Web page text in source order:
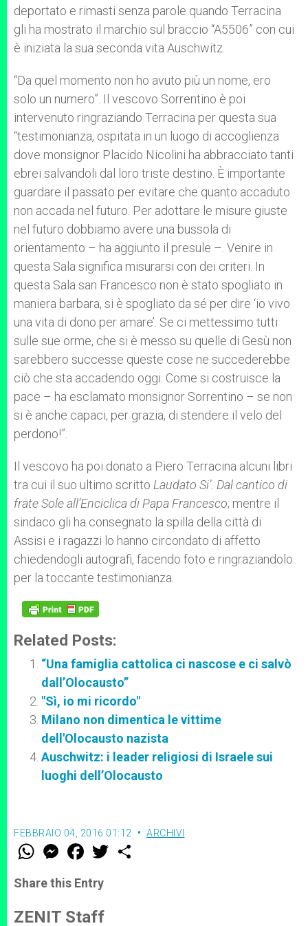
deportato e rimasti senza parole quando Terracina
gli ha mostrato il marchio sul braccio “A5506” con cui
è iniziata la sua seconda vita Auschwitz.
“Da quel momento non ho avuto più un nome, ero
solo un numero”. Il vescovo Sorrentino è poi
intervenuto ringraziando Terracina per questa sua
“testimonianza, ospitata in un luogo di accoglienza
dove monsignor Placido Nicolini ha abbracciato tanti
ebrei salvandoli dal loro triste destino. È importante
guardare il passato per evitare che quanto accaduto
non accada nel futuro. Per adottare le misure giuste
nel futuro dobbiamo avere una bussola di
orientamento – ha aggiunto il presule –. Venire in
questa Sala significa misurarsi con dei criteri. In
questa Sala san Francesco non è stato spogliato in
maniera barbara, si è spogliato da sé per dire ‘io vivo
una vita di dono per amare’. Se ci mettessimo tutti
sulle sue orme, che si è messo su quelle di Gesù non
sarebbero successe queste cose ne succederebbe
ciò che sta accadendo oggi. Come si costruisce la
pace – ha esclamato monsignor Sorrentino – se non
si è anche capaci, per grazia, di stendere il velo del
perdono!”.
Il vescovo ha poi donato a Piero Terracina alcuni libri
tra cui il suo ultimo scritto Laudato Si’. Dal cantico di
frate Sole all’Enciclica di Papa Francesco; mentre il
sindaco gli ha consegnato la spilla della città di
Assisi e i ragazzi lo hanno circondato di affetto
chiedendogli autografi, facendo foto e ringraziandolo
per la toccante testimonianza.
Related Posts:
“Una famiglia cattolica ci nascose e ci salvò
dall’Olocausto”
"Sì, io mi ricordo"
Milano non dimentica le vittime
dell'Olocausto nazista
Auschwitz: i leader religiosi di Israele sui
luoghi dell’Olocausto
FEBBRAIO 04, 2016 01:12 ARCHIVI
W
t
s
p
p
M
e
s
e
g
e
F
a
e
b
o
k
w
Share this Entry
ZENIT Staff